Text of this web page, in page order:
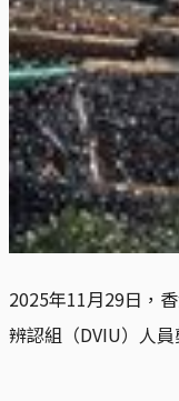
2025年11月29日，
辨認組（DVIU）人